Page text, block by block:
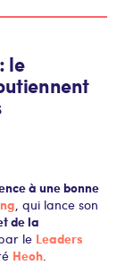
le
à une bonne
, qui lance son
de la
le Leaders
Heoh.